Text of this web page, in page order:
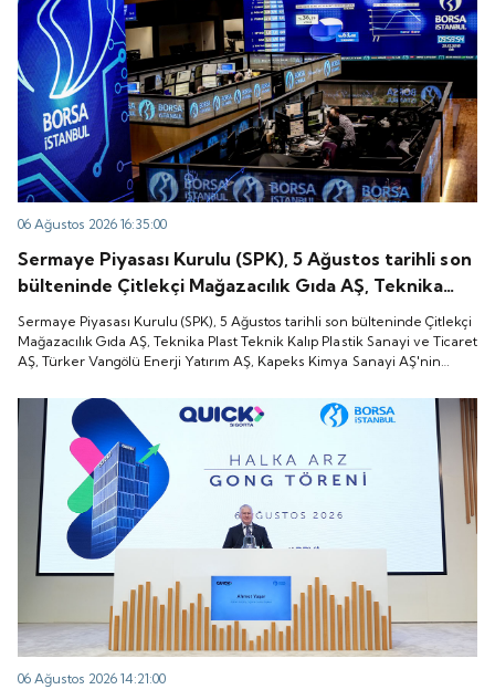
06 Ağustos 2026 16:35:00
Sermaye Piyasası Kurulu (SPK), 5 Ağustos tarihli son
bülteninde Çitlekçi Mağazacılık Gıda AŞ, Teknika
Plast Teknik Kalıp Plastik Sanayi ve Ticaret AŞ,
Türker Vangölü Enerji Yatırım AŞ, Kapeks Kimya
Sanayi AŞ'nin halka arzlarına onay verdiği duyurdu.
Sermaye Piyasası Kurulu (SPK), 5 Ağustos tarihli son bülteninde Çitlekçi
Mağazacılık Gıda AŞ, Teknika Plast Teknik Kalıp Plastik Sanayi ve Ticaret
AŞ, Türker Vangölü Enerji Yatırım AŞ, Kapeks Kimya Sanayi AŞ'nin
06 Ağustos 2026 14:21:00